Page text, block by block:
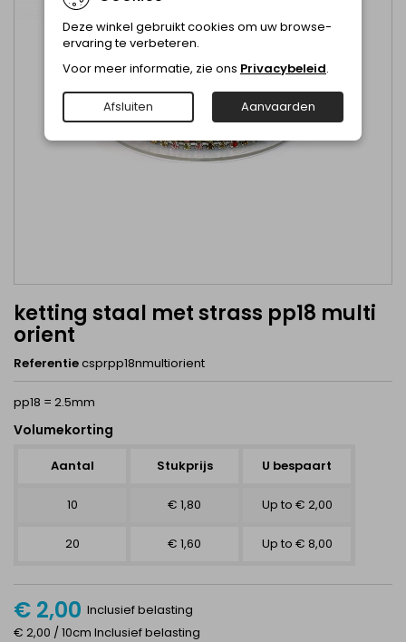
ketting staal met strass pp18 multi
orient
Referentiecsprpp18nmultiorient
pp18 = 2.5mm
Volumekorting
Aantal Stukprijs U bespaart
10 € 1,80 Up to € 2,00
20 € 1,60 Up to € 8,00
€ 2,00 Inclusief belasting
€ 2,00 / 10cm Inclusief belasting
Deze winkel gebruikt cookies om uw browse-
ervaring te verbeteren.
Voor meer informatie, zie ons Privacybeleid.
Afsluiten Aanvaarden